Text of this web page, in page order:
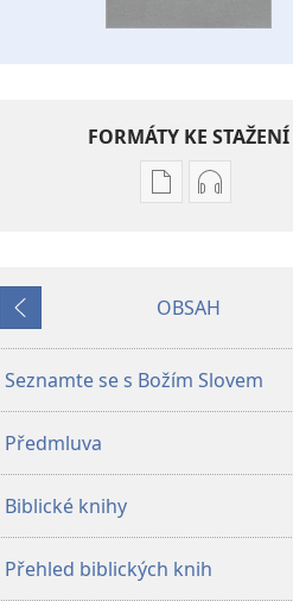
FORMÁTY KE STAŽENÍ
Formáty
Bible –
nového
světa
Formáty
Bible –
nového
světa
Předchozí
OBSAH
Seznamte se s Božím Slovem
Předmluva
Biblické knihy
Přehled biblických knih